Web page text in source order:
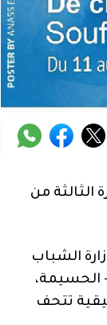
من
الشباب
الحسيمة،
تتحف